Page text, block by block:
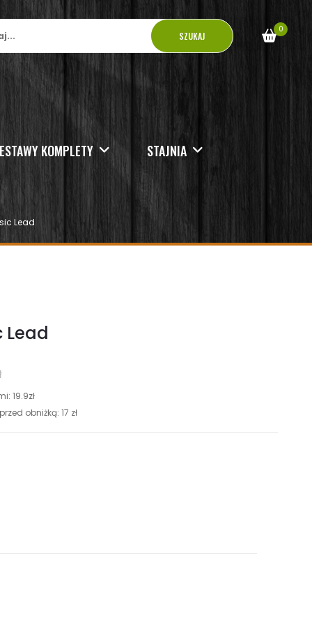
SZUKAJ
0
KOMPLETY
STAJNIA
Lead
Lead
19.9zł
obniżką: 17 zł